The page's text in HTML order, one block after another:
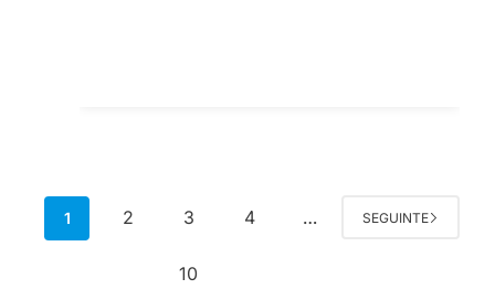
1 2 3 4 …
10
SEGUINTE